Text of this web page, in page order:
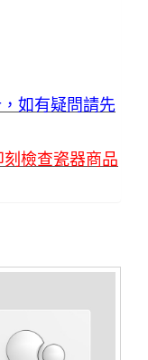
如有疑問請先
檢查瓷器商品